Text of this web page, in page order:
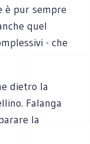
è pur sempre
quel
- che
dietro la
Falanga
la